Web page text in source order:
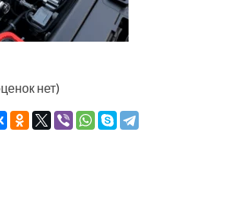
нет)